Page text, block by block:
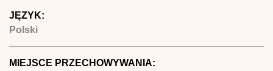
JĘZYK:
Polski
MIEJSCE PRZECHOWYWANIA: